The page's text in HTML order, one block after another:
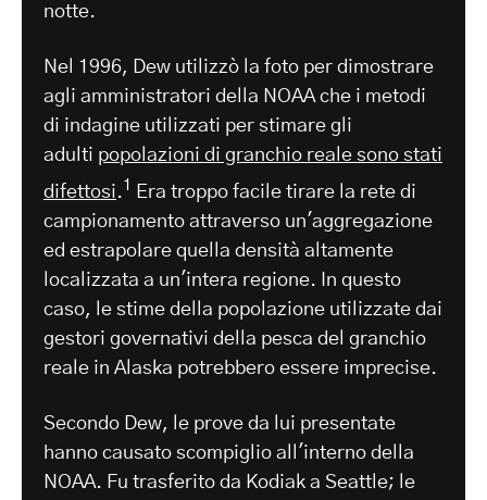
notte.
Nel 1996, Dew utilizzò la foto per dimostrare
agli amministratori della NOAA che i metodi
di indagine utilizzati per stimare gli
adulti popolazioni di granchio reale sono stati
difettosi.1
Era troppo facile tirare la rete di
campionamento attraverso un'aggregazione
ed estrapolare quella densità altamente
localizzata a un'intera regione. In questo
caso, le stime della popolazione utilizzate dai
gestori governativi della pesca del granchio
reale in Alaska potrebbero essere imprecise.
Secondo Dew, le prove da lui presentate
hanno causato scompiglio all'interno della
NOAA. Fu trasferito da Kodiak a Seattle; le